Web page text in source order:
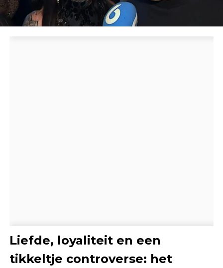
Liefde, loyaliteit en een
tikkeltje controverse: het